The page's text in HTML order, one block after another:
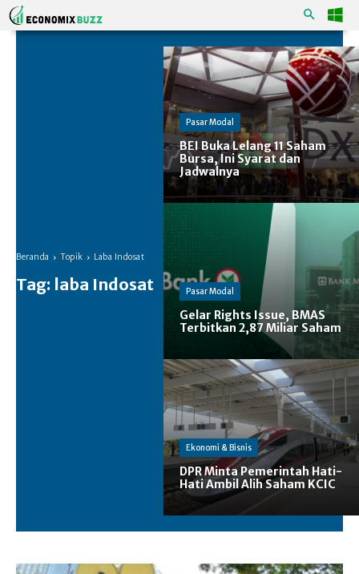
Beranda Topik Laba Indosat
Tag: laba Indosat
Pasar Modal
BEI Buka Lelang 11 Saham
Bursa, Ini Syarat dan
Jadwalnya
Pasar Modal
Gelar Rights Issue, BMAS
Terbitkan 2,87 Miliar Saham
Ekonomi & Bisnis
DPR Minta Pemerintah Hati-
Hati Ambil Alih Saham KCIC